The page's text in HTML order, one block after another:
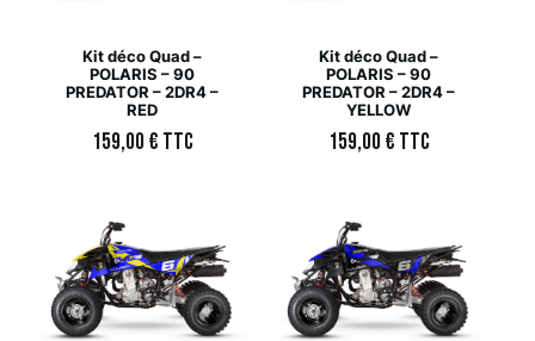
Kit déco Quad –
POLARIS – 90
PREDATOR – 2DR4 –
RED
159,00€ TTC
Kit déco Quad –
POLARIS – 90
PREDATOR – 2DR4 –
YELLOW
159,00€ TTC